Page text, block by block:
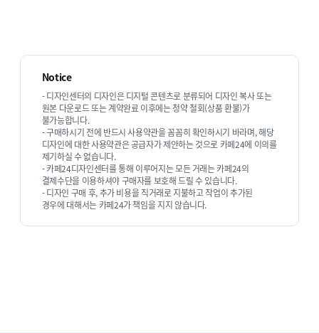
디자인스튜디오 순희의 다른 상품 보기
Notice
- 디자인센터의 디자인은 디지털 콘텐츠로 분류되어 디자인 복사 또는
원본 다운로드 또는 계약완료 이후에는 청약 철회(상품 환불)가
불가능합니다.
- 구매하시기 전에 반드시 사용약관을 꼼꼼히 확인하시기 바라며, 해당
디자인에 대한 사용약관은 공급자가 제안하는 것으로 카페24에 이의를
제기하실 수 없습니다.
- 카페24디자인센터를 통해 이루어지는 모든 거래는 카페24의
결제수단을 이용하셔야 구매자를 보호해 드릴 수 있습니다.
- 디자인 구매 후, 추가 비용을 직거래로 지불하고 작업이 추가된
경우에 대해서는 카페24가 책임을 지지 않습니다.